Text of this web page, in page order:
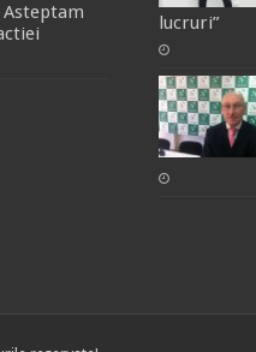
Asteptam
lucruri”